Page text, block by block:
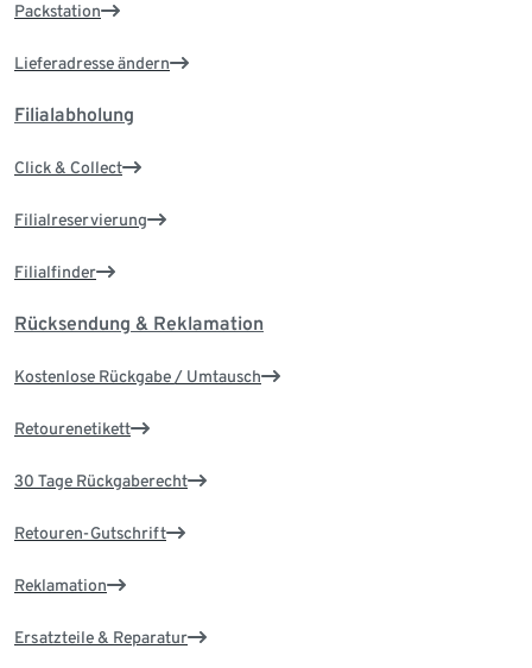
Packstation
Lieferadresse ändern
Filialabholung
Click & Collect
Filialreservierung
Filialfinder
Rücksendung & Reklamation
Kostenlose Rückgabe / Umtausch
Retourenetikett
30 Tage Rückgaberecht
Retouren-Gutschrift
Reklamation
Ersatzteile & Reparatur